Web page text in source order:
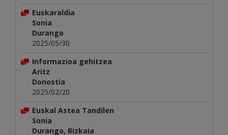
Euskaraldia
Sonia
Durango
2025/05/30
Informazioa gehitzea
Aritz
Donostia
2025/02/20
Euskal Astea Tandilen
Sonia
Durango, Bizkaia